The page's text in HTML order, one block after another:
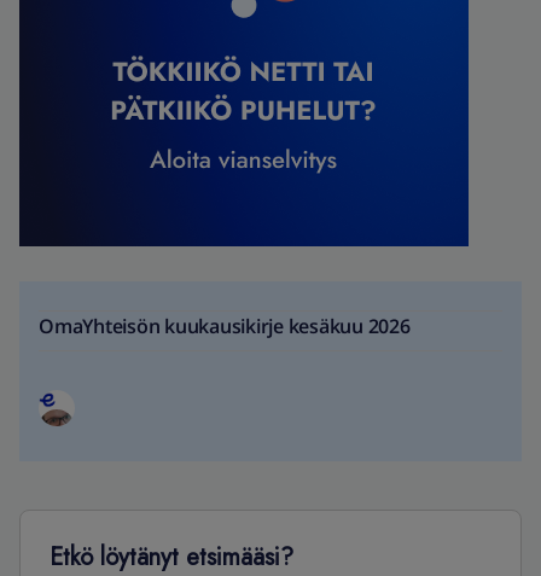
OmaYhteisön kuukausikirje kesäkuu 2026
Etkö löytänyt etsimääsi?